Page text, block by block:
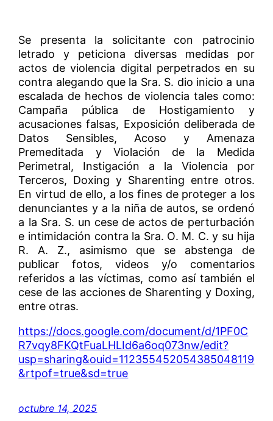
Se presenta la solicitante con patrocinio
letrado y peticiona diversas medidas por
actos de violencia digital perpetrados en su
contra alegando que la Sra. S. dio inicio a una
escalada de hechos de violencia tales como:
Campaña pública de Hostigamiento y
acusaciones falsas, Exposición deliberada de
Datos Sensibles, Acoso y Amenaza
Premeditada y Violación de la Medida
Perimetral, Instigación a la Violencia por
Terceros, Doxing y Sharenting entre otros.
En virtud de ello, a los fines de proteger a los
denunciantes y a la niña de autos, se ordenó
a la Sra. S. un cese de actos de perturbación
e intimidación contra la Sra. O. M. C. y su hija
R. A. Z., asimismo que se abstenga de
publicar fotos, videos y/o comentarios
referidos a las víctimas, como así también el
cese de las acciones de Sharenting y Doxing,
entre otras.
https://docs.google.com/document/d/1PF0C
R7vqy8FKQtFuaLHLId6a6oq073nw/edit?
usp=sharing&ouid=112355452054385048119
&rtpof=true&sd=true
octubre 14, 2025